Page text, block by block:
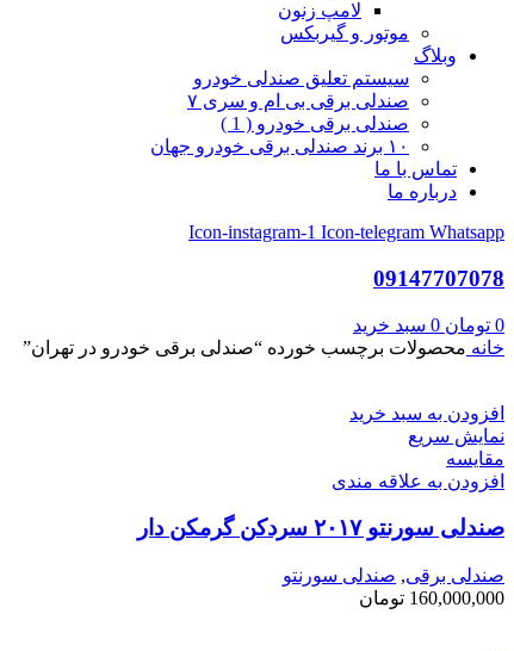
لامپ زنون
موتور و گیربکس
وبلاگ
سیستم تعلیق صندلی خودرو
صندلی برقی بی ام و سری ۷
صندلی برقی خودرو ( 1 )
۱۰ برند صندلی برقی خودرو جهان
تماس با ما
درباره ما
Icon-instagram-1 Icon-telegram Whatsapp
09147707078
0 تومان 0 سبد خرید
خانه محصولات برچسب خورده “صندلی برقی خودرو در تهران”
افزودن به سبد خرید
نمایش سریع
مقايسه
افزودن به علاقه مندی
صندلی سورنتو ۲۰۱۷ سردکن گرمکن دار
صندلی برقی, صندلی سورنتو
160,000,000 تومان